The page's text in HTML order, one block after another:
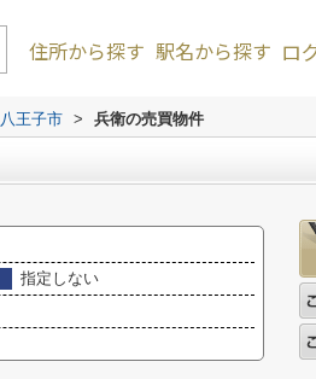
住所から探す 駅名から探す ロ
八王子市 > 兵衛の売買物件
指定しない